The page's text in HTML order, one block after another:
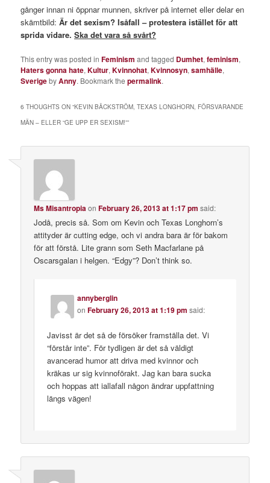
gånger innan ni öppnar munnen, skriver på internet eller delar en
skämtbild:Är det sexism? Isåfall – protestera istället för att
sprida vidare.Ska det vara så svårt?
This entry was posted inFeminism and tagged Dumhet,feminism,
Haters gonna hate,Kultur,Kvinnohat,Kvinnosyn,samhälle,
SverigebyAnny. Bookmark thepermalink.
6 THOUGHTS ON “KEVIN BÄCKSTRÖM, TEXAS LONGHORN, FÖRSVARANDE
MÄN – ELLER “GE UPP ER SEXISM!””
Ms MisantropiaonFebruary 26, 2013 at 1:17 pm said:
Jodå, precis så. Som om Kevin och Texas Longhorn’s
attityder är cutting edge, och vi andra bara är för bakom
för att förstå. Lite grann som Seth Macfarlane på
Oscarsgalan i helgen. “Edgy”? Don’t think so.
annyberglin
onFebruary 26, 2013 at 1:19 pm said:
Javisst är det så de försöker framställa det. Vi
“förstår inte”. För tydligen är det så väldigt
avancerad humor att driva med kvinnor och
kräkas ur sig kvinnoförakt. Jag kan bara sucka
och hoppas att iallafall någon ändrar uppfattning
längs vägen!